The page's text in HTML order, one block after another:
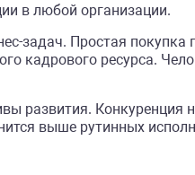
в любой организации.
задач. Простая
кадрового ресурса.
развития. Конкуренция
выше рутинных